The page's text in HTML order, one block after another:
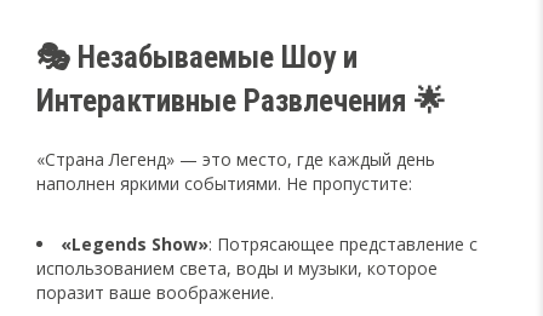
🎭 Незабываемые Шоу и
Интерактивные Развлечения 🌟
«Страна Легенд» — это место, где каждый день
наполнен яркими событиями. Не пропустите:
«Legends Show»: Потрясающее представление с
использованием света, воды и музыки, которое
поразит ваше воображение.